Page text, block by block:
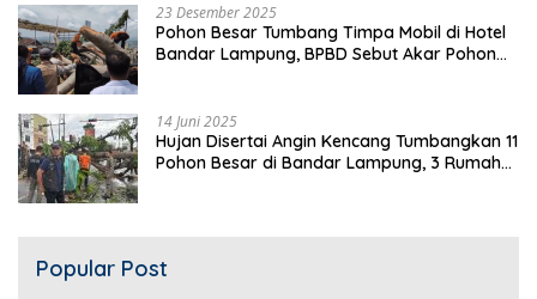
23 Desember 2025
Pohon Besar Tumbang Timpa Mobil di Hotel
Bandar Lampung, BPBD Sebut Akar Pohon
14 Juni 2025
Hujan Disertai Angin Kencang Tumbangkan 11
Pohon Besar di Bandar Lampung, 3 Rumah
Popular Post